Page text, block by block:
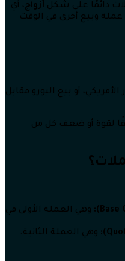
دائمًا على شكل أزواج، أي
وبيع أخرى في الوقت
أو بيع اليورو مقابل
لقوة أو ضعف كل من
وهي العملة الأولى في
وهي العملة الثانية.